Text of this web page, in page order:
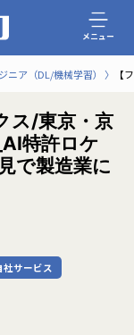
メニュー
ニア（DL/機械学習） 【
ス/東京・京
特許ロケ
で製造業に
社サービス